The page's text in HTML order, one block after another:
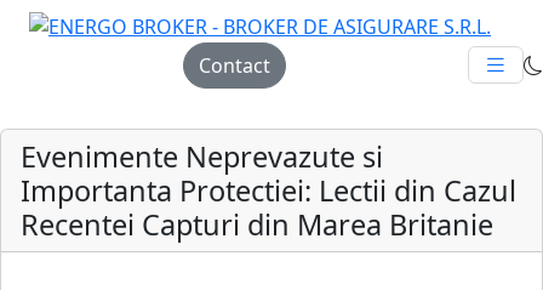
Contact
Evenimente Neprevazute si
Importanta Protectiei: Lectii din Cazul
Recentei Capturi din Marea Britanie